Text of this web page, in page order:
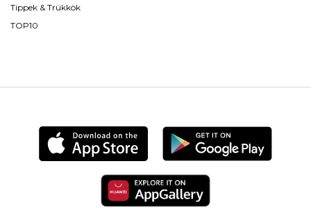
Tippek & Trükkök
TOP10